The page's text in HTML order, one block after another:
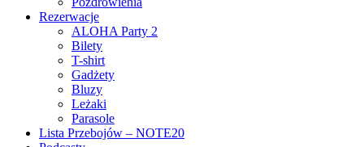
Rezerwacje
ALOHA Party 2
Bilety
T-shirt
Gadżety
Bluzy
Leżaki
Parasole
Lista Przebojów – NOTE20